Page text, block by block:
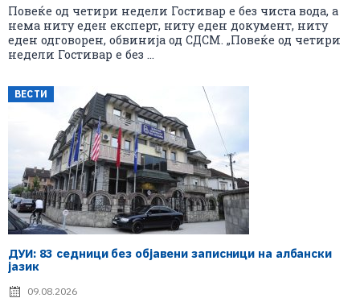
Повеќе од четири недели Гостивар е без чиста вода, а
нема ниту еден експерт, ниту еден документ, ниту
еден одговорен, обвинија од СДСМ. „Повеќе од четири
недели Гостивар е без ...
ВЕСТИ
ДУИ: 83 седници без објавени записници на албански
јазик
09.08.2026